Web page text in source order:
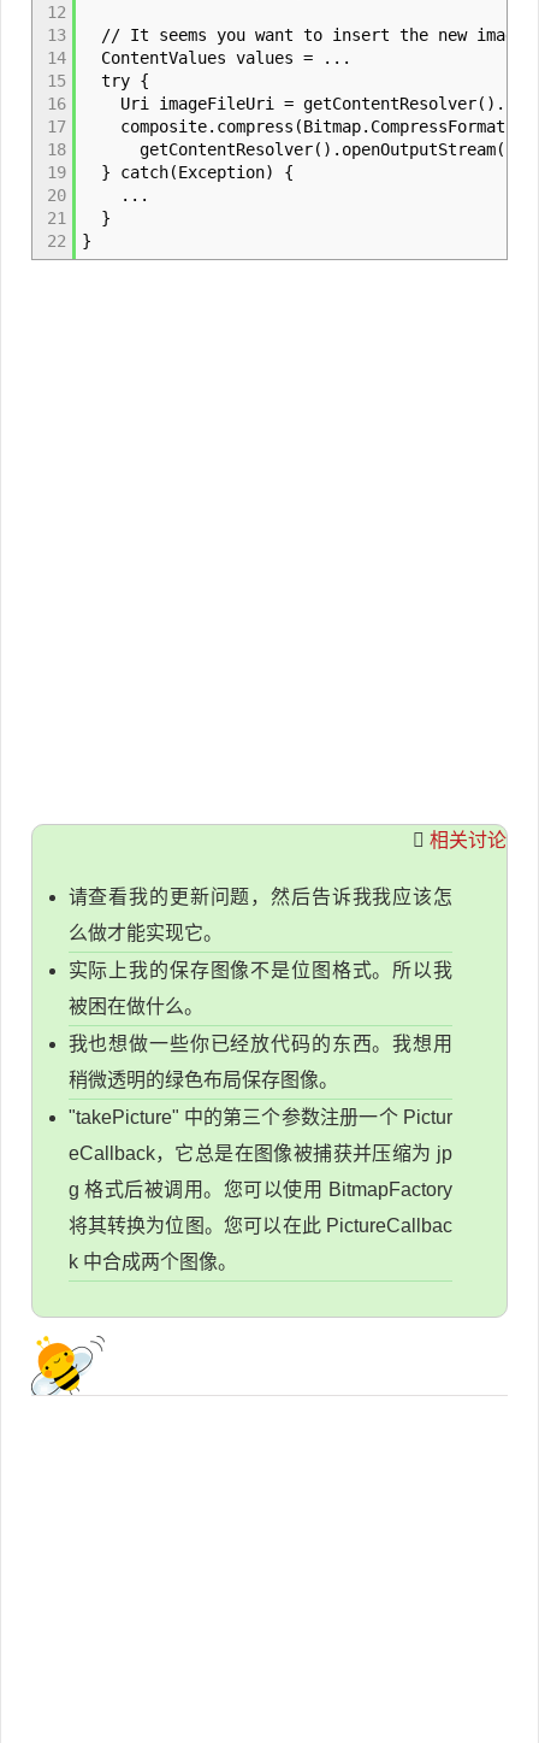
12
13
14
15
16
17
18
19
20
21
22
// It seems you want to insert the new
ContentValues values = ...
try {
Uri imageFileUri =
} catch(Exception) {
...
}
}
相关讨论
请查看我的更新问题，然后告诉我我应该怎
么做才能实现它。
实际上我的保存图像不是位图格式。所以我
被困在做什么。
我也想做一些你已经放代码的东西。我想用
稍微透明的绿色布局保存图像。
"takePicture" 中的第三个参数注册一个 Pictur
eCallback，它总是在图像被捕获并压缩为 jp
g 格式后被调用。您可以使用 BitmapFactory
将其转换为位图。您可以在此 PictureCallbac
k 中合成两个图像。